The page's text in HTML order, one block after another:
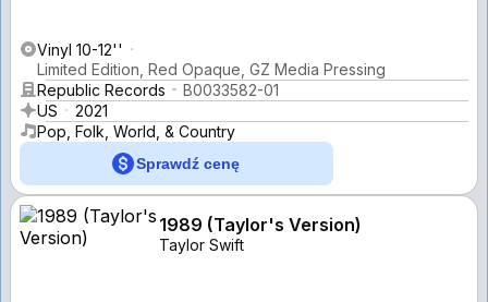
Vinyl 10-12''
Limited Edition, Red Opaque, GZ Media Pressing
Republic Records
B0033582-01
US
2021
Pop, Folk, World, & Country
Sprawdź cenę
1989 (Taylor's Version)
Taylor Swift